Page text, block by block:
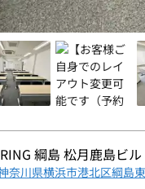
綱島 松月鹿島ビル
奈川県横浜市港北区綱島